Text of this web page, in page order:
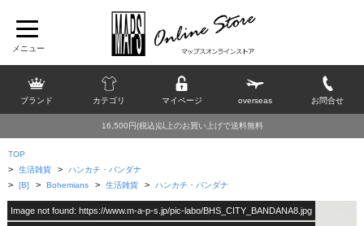
ブランド カテゴリ マイページ overseas お問合せ
16,500円(税込)以上のお買い上げで送料無料
TOP
> 生活雑貨 > ハンカチ・バンダナ
> [B] > Bohemians > 生活雑貨 > ハンカチ・バンダナ
Image not found: https://www.m-a-p-s.jp/pic-labo/BHS_CITY_BANDANA8.jpg